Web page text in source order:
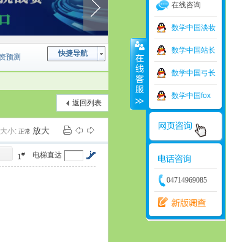
快捷导航
预测
返回列表
小: 正常 放大
电梯直达
1#
在线咨询
数学中国淡妆
数学中国站长
数学中国弓长
数学中国fox
04714969085